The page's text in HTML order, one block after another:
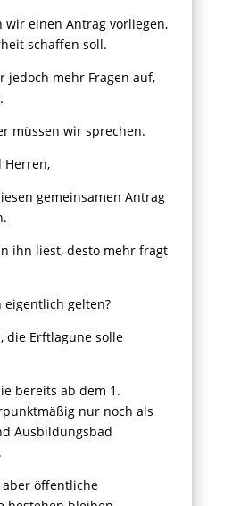
wir einen Antrag vorliegen,
schaffen soll.
jedoch mehr Fragen auf,
müssen wir sprechen.
Herren,
gemeinsamen Antrag
ihn liest, desto mehr fragt
eigentlich gelten?
die Erftlagune solle
bereits ab dem 1.
nur noch als
Ausbildungsbad
öffentliche